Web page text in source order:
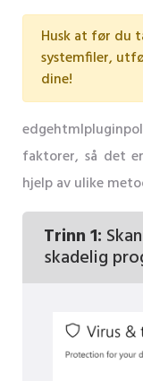
Husk at før du
systemfiler,
dine!
faktorer, så det
hjelp av ulike
Trinn 1:
skadelig